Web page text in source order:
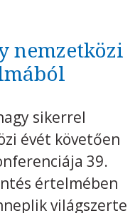
nemzetközi
sikerrel
évét követően
39.
értelmében
világszerte